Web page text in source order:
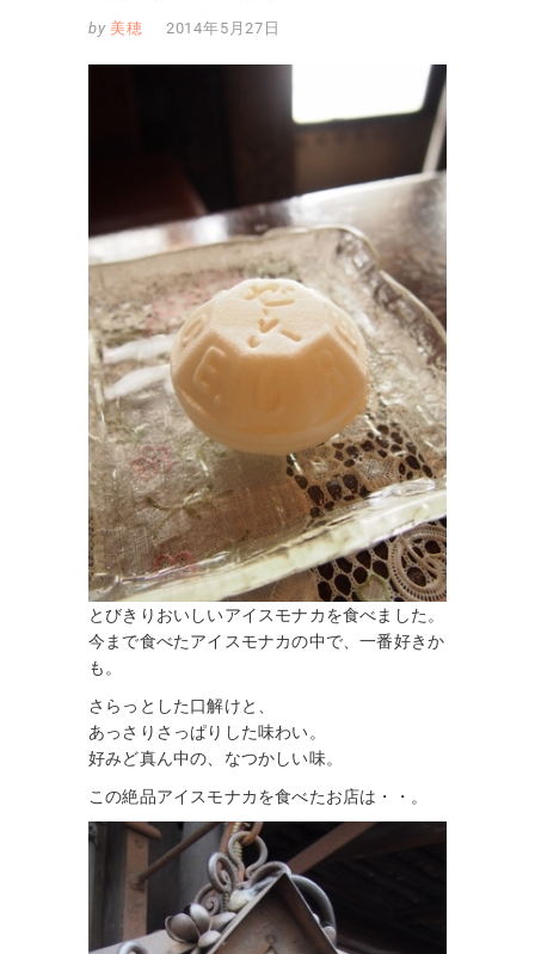
by 美穂 2014年5月27日
とびきりおいしいアイスモナカを食べました。
今まで食べたアイスモナカの中で、一番好きか
も。
さらっとした口解けと、
あっさりさっぱりした味わい。
好みど真ん中の、なつかしい味。
この絶品アイスモナカを食べたお店は・・。